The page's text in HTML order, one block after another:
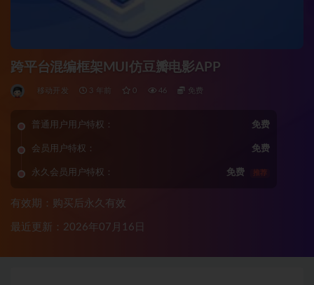
跨平台混编框架MUI仿豆瓣电影APP
移动开发 3 年前 0 46 免费
普通用户用户特权： 免费
会员用户特权： 免费
永久会员用户特权： 免费 推荐
有效期：购买后永久有效
最近更新：2026年07月16日